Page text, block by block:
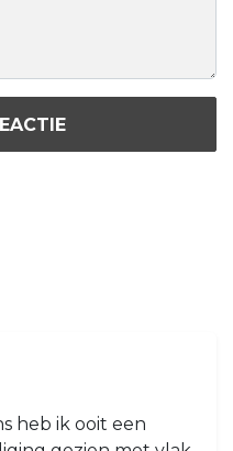
heb ik ooit een